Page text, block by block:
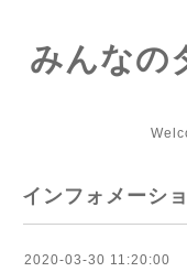
みんな
インフォメーシ
2020-03-30 11:20:00